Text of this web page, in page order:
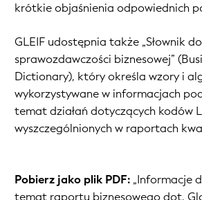
krótkie objaśnienia odpowiednich
GLEIF udostępnia także „Słownik
sprawozdawczości biznesowej” (
Dictionary), który określa wzory i
wykorzystywane w informacjach
temat działań dotyczących kodów
wyszczególnionych w raportach
Pobierz jako plik PDF: „Informacje
temat raportu biznesowego dot.